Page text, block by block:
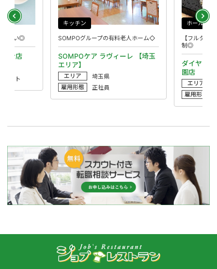
ン店
やすい◎
パート
SOMPOケア ラヴィーレ 【埼玉
エリア】
SOMPOグループの有料老人ホーム◇
キッチン
エリア
埼玉県
雇用形態
正社員
ダイヤモ
園店
【フルタイ
制◎
ホール
エリア
雇用形態